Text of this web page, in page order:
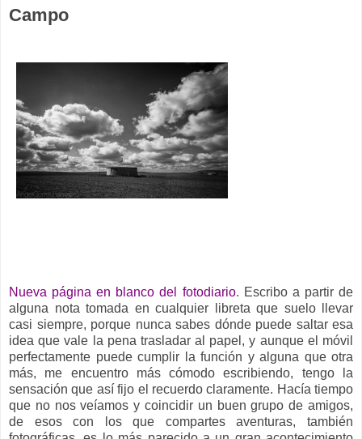
Campo
Nueva página en blanco del fotodiario. Escribo a partir de
alguna nota tomada en cualquier libreta que suelo llevar
casi siempre, porque nunca sabes dónde puede saltar esa
idea que vale la pena trasladar al papel, y aunque el móvil
perfectamente puede cumplir la función y alguna que otra
más, me encuentro más cómodo escribiendo, tengo la
sensación que así fijo el recuerdo claramente. Hacía tiempo
que no nos veíamos y coincidir un buen grupo de amigos,
de esos con los que compartes aventuras, también